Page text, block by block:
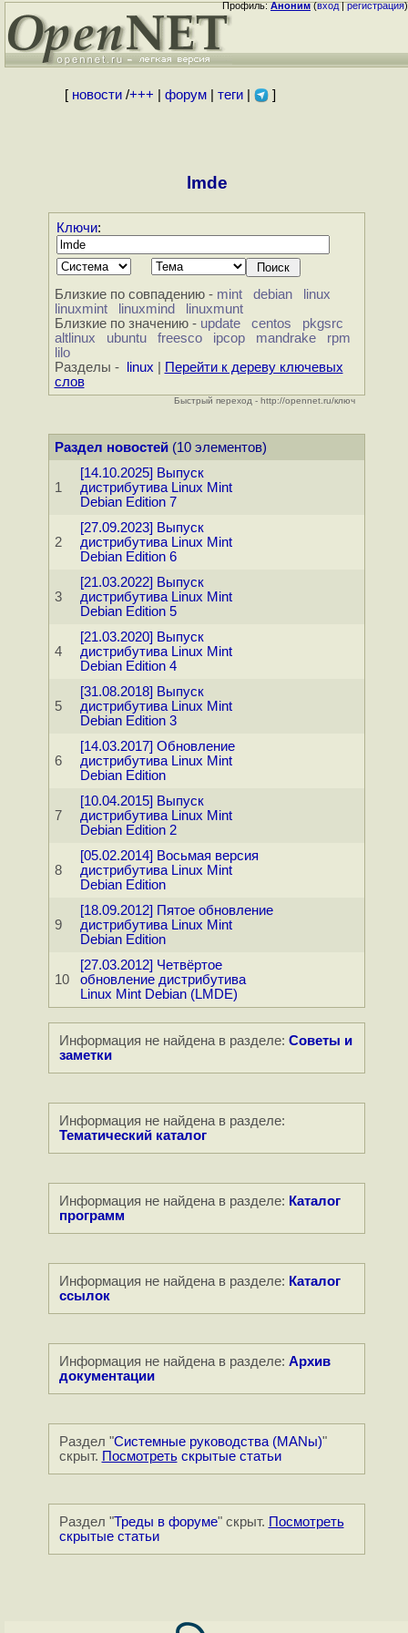
Профиль:Аноним(вход|регистрация)
[ новости/+++ форум| теги| ]
lmde
Ключи:
Близкие по совпадению - mint debian
linux
linuxmint
linuxmind
linuxmunt
Близкие по значению - update centos
pkgsrc
altlinux
ubuntu freesco ipcop mandrake
rpm
lilo
Разделы -
linux
Перейти к дереву ключевых
слов
Быстрый переход - http://opennet.ru/ключ
Раздел новостей(10 элементов)
1
[14.10.2025] Выпуск
дистрибутива Linux Mint
Debian Edition 7
2
[27.09.2023] Выпуск
дистрибутива Linux Mint
Debian Edition 6
3
[21.03.2022] Выпуск
дистрибутива Linux Mint
Debian Edition 5
4
[21.03.2020] Выпуск
дистрибутива Linux Mint
Debian Edition 4
5
[31.08.2018] Выпуск
дистрибутива Linux Mint
Debian Edition 3
6
[14.03.2017] Обновление
дистрибутива Linux Mint
Debian Edition
7
[10.04.2015] Выпуск
дистрибутива Linux Mint
Debian Edition 2
8
[05.02.2014] Восьмая версия
дистрибутива Linux Mint
Debian Edition
9
[18.09.2012] Пятое обновление
дистрибутива Linux Mint
Debian Edition
10
[27.03.2012] Четвёртое
обновление дистрибутива
Linux Mint Debian (LMDE)
Информация не найдена в разделе: Советы и
заметки
Информация не найдена в разделе:
Тематический каталог
Информация не найдена в разделе: Каталог
программ
Информация не найдена в разделе: Каталог
ссылок
Информация не найдена в разделе: Архив
документации
Раздел "Системные руководства (MANы)"
скрыт. Посмотретьскрытые статьи
Раздел "Треды в форуме" скрыт. Посмотреть
скрытые статьи